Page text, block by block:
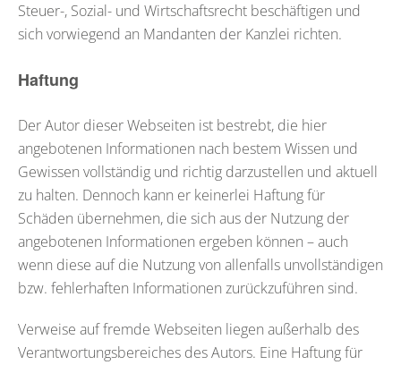
Steuer-, Sozial- und Wirtschaftsrecht beschäftigen und
sich vorwiegend an Mandanten der Kanzlei richten.
Haftung
Der Autor dieser Webseiten ist bestrebt, die hier
angebotenen Informationen nach bestem Wissen und
Gewissen vollständig und richtig darzustellen und aktuell
zu halten. Dennoch kann er keinerlei Haftung für
Schäden übernehmen, die sich aus der Nutzung der
angebotenen Informationen ergeben können – auch
wenn diese auf die Nutzung von allenfalls unvollständigen
bzw. fehlerhaften Informationen zurückzuführen sind.
Verweise auf fremde Webseiten liegen außerhalb des
Verantwortungsbereiches des Autors. Eine Haftung für